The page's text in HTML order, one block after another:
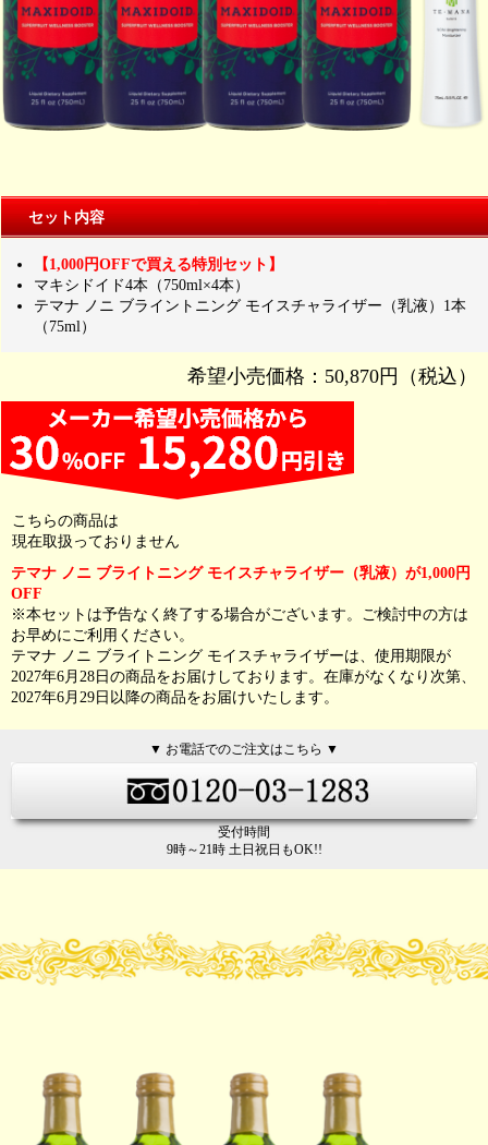
セット内容
【1,000円OFFで買える特別セット】
マキシドイド4本（750ml×4本）
テマナ ノニ ブライントニング モイスチャライザー（乳液）1本
（75ml）
希望小売価格：50,870円（税込）
こちらの商品は
現在取扱っておりません
テマナ ノニ ブライトニング モイスチャライザー（乳液）が1,000円
OFF
※本セットは予告なく終了する場合がございます。ご検討中の方は
お早めにご利用ください。
テマナ ノニ ブライトニング モイスチャライザーは、使用期限が
2027年6月28日の商品をお届けしております。在庫がなくなり次第、
2027年6月29日以降の商品をお届けいたします。
▼ お電話でのご注文はこちら ▼
受付時間
9時～21時 土日祝日もOK!!